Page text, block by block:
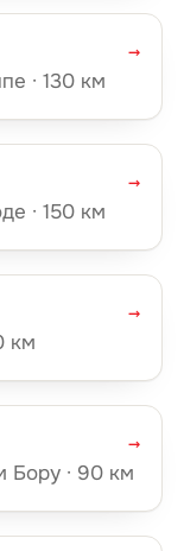
· 130 км
→
· 150 км
→
км
→
Бору · 90 км
→